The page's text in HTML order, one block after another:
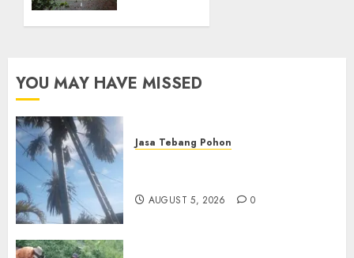
0
YOU MAY HAVE MISSED
Jasa Tebang Pohon
AUGUST 5, 2026 0